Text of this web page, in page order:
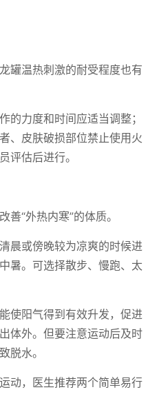
罐温热刺激的耐受程度也有
的力度和时间应适当调整；
、皮肤破损部位禁止使用火
评估后进行。
“外热内寒”的体质。
晨或傍晚较为凉爽的时候进
暑。可选择散步、慢跑、太
使阳气得到有效升发，促进
体外。但要注意运动后及时
脱水。
动，医生推荐两个简单易行